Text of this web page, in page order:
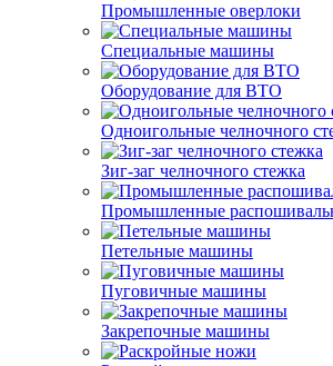
Промышленные оверлоки
Специальные машины
Оборудование для ВТО
Одноигольные челночного
Зиг-заг челночного стежка
Промышленные
Петельные машины
Пуговичные машины
Закрепочные машины